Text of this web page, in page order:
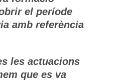
el període
amb referència
les actuacions
que es va